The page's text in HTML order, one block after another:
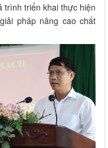
trình triển khai thực hiện
pháp nâng cao chất